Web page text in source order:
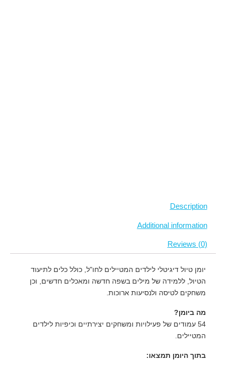
Description
Additional information
Reviews (0)
יומן טיול דיגיטלי לילדים המטיילים לחו"ל, כולל כלים לתיעוד
הטיול, ללמידה של מילים בשפה חדשה ומאכלים חדשים, וכן
משחקים לטיסה ולנסיעות ארוכות.
מה ביומן?
54 עמודים של פעילויות ומשחקים יצירתיים וכיפיות לילדים
המטיילים.
בתוך היומן תמצאו: